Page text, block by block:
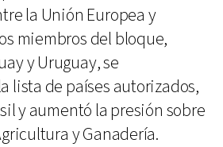
la Unión Europea y
miembros del bloque,
y Uruguay, se
lista de países autorizados,
y aumentó la presión sobre
y Ganadería.